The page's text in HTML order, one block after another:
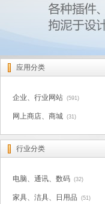
行业分类
电脑、通讯、数码 (32)
家具、洁具、日用品 (51)
应用分类
企业、行业网站 (591)
网上商店、商城 (31)